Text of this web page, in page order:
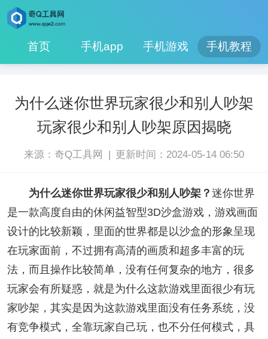
首页 手机app 手机游戏 手机教程
为什么迷你世界玩家很少和别人吵架
玩家很少和别人吵架原因揭晓
来源：奇Q工具网 | 更新时间：2024-05-14 06:50
为什么迷你世界玩家很少和别人吵架？ 迷你世界
是一款高度自由的休闲益智型3D沙盒游戏，游戏画面
设计的比较新颖，里面的世界都是以沙盒的形象呈现
在玩家面前，不过拥有高清的画质和超多丰富的玩
法，而且操作比较简单，没有任何复杂的地方，很多
玩家会有所疑惑，就是为什么这款游戏里面很少有玩
家吵架，其实是因为这款游戏里面没有任务系统，没
有竞争模式，全靠玩家自己玩，也不分任何模式，具